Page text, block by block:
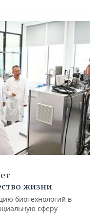
жизни
биотехнологий в
сферу